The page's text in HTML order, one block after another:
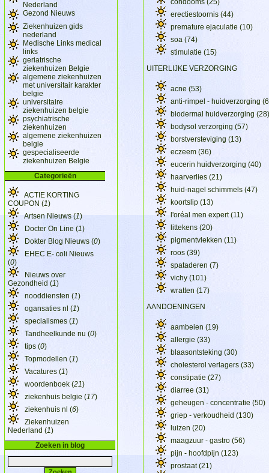
Nederland
Gezond Nieuws
Ziekenhuizen gids
nederland
Medische Links medical
links
geriatrische
ziekenhuizen Belgie
algemene ziekenhuizen
met universitair karakter
belgie
universitaire
ziekenhuizen belgie
psychiatrische
ziekenhuizen
algemene ziekenhuizen
belgie
gespecialiseerde
ziekenhuizen Belgie
Categorieën
ACTIE KORTING
COUPON (1)
Artsen Nieuws (1)
Docter On Line (1)
Dokter Blog Nieuws (0)
EHEC E- coli Nieuws
(0)
Nieuws over
Gezondheid (1)
nooddiensten (1)
ogansaties nl (1)
specialismes (1)
Tandheelkunde nu (0)
tips (0)
Topmodellen (1)
Vacatures (1)
woordenboek (21)
ziekenhuis belgie (17)
ziekenhuis nl (6)
Ziekenhuizen
Nederland (1)
Zoeken in blog
erectiestoornis (44)
premature ejaculatie (10)
soa (74)
stimulatie (15)
UITERLIJKE VERZORGING
acne (53)
anti-rimpel - huidverzorging
biodermal huidverzorging (28)
bodysol verzorging (57)
borstversteviging (13)
eczeem (36)
eucerin huidverzorging (40)
haarverlies (21)
huid-nagel schimmels (47)
koortslip (13)
l'oréal men expert(11)
littekens (20)
pigmentvlekken (11)
roos (39)
spataderen (7)
vichy (101)
wratten (17)
AANDOENINGEN
aambeien (19)
allergie (33)
blaasontsteking (30)
cholesterol verlagers (33)
constipatie (27)
diarree (31)
geheugen - concentratie (50)
griep - verkoudheid (130)
luizen (20)
maagzuur - gastro (56)
pijn - hoofdpijn (123)
prostaat(21)